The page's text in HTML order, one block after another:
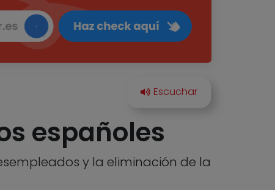
españoles
y la eliminación de la